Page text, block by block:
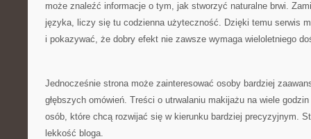
może znaleźć informacje o tym, jak stworzyć naturalne brwi.
języka, liczy się tu codzienna użyteczność. Dzięki temu serwis
i pokazywać, że dobry efekt nie zawsze wymaga wieloletniego
Jednocześnie strona może zainteresować osoby bardziej
głębszych omówień. Treści o utrwalaniu makijażu na wiele
osób, które chcą rozwijać się w kierunku bardziej precyzyjnym.
lekkość bloga.